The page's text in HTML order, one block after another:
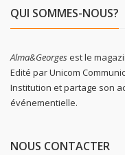
QUI SOMMES-NOUS?
Alma&Georgesest le
Edité par Unicom
Institution et partage son
événementielle.
NOUS CONTACTER